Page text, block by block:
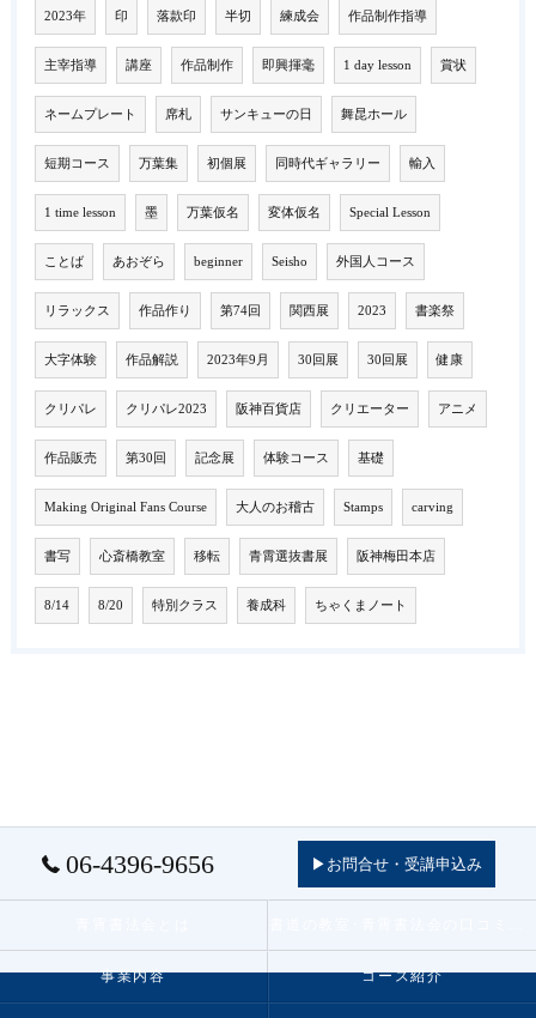
2023年 印 落款印 半切 練成会 作品制作指導
主宰指導 講座 作品制作 即興揮毫 1 day lesson 賞状
ネームプレート 席札 サンキューの日 舞昆ホール
短期コース 万葉集 初個展 同時代ギャラリー 輸入
1 time lesson 墨 万葉仮名 変体仮名 Special Lesson
ことば あおぞら beginner Seisho 外国人コース
リラックス 作品作り 第74回 関西展 2023 書楽祭
大字体験 作品解説 2023年9月 30回展 30回展 健康
クリパレ クリパレ2023 阪神百貨店 クリエーター アニメ
作品販売 第30回 記念展 体験コース 基礎
Making Original Fans Course 大人のお稽古 Stamps carving
書写 心斎橋教室 移転 青霄選抜書展 阪神梅田本店
8/14 8/20 特別クラス 養成科 ちゃくまノート
06-4396-9656 ▶お問合せ・受講申込み
事業内容 コース紹介